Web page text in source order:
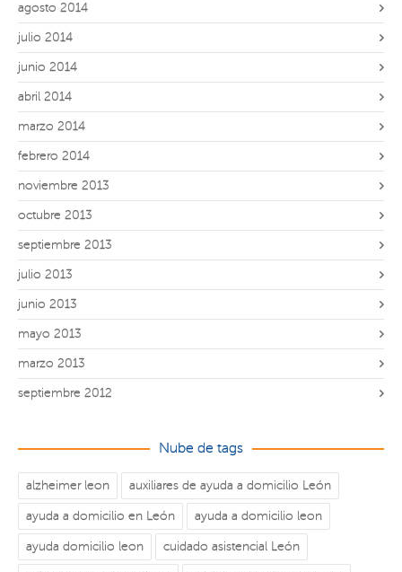
agosto 2014
julio 2014
junio 2014
abril 2014
marzo 2014
febrero 2014
noviembre 2013
octubre 2013
septiembre 2013
julio 2013
junio 2013
mayo 2013
marzo 2013
septiembre 2012
Nube de tags
alzheimer leon auxiliares de ayuda a domicilio León
ayuda a domicilio en León ayuda a domicilio leon
ayuda domicilio leon cuidado asistencial León